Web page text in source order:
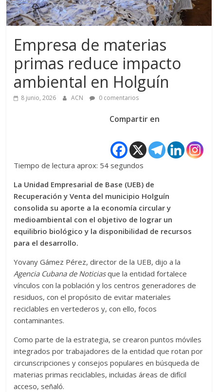
Empresa de materias
primas reduce impacto
ambiental en Holguín
8 junio, 2026 ACN 0 comentarios
Compartir en
Tiempo de lectura aprox: 54 segundos
La Unidad Empresarial de Base (UEB) de
Recuperación y Venta del municipio Holguín
consolida su aporte a la economía circular y
medioambiental con el objetivo de lograr un
equilibrio biológico y la disponibilidad de recursos
para el desarrollo.
Yovany Gámez Pérez, director de la UEB, dijo a la
Agencia Cubana de Noticiasque la entidad fortalece
vínculos con la población y los centros generadores de
residuos, con el propósito de evitar materiales
reciclables en vertederos y, con ello, focos
contaminantes.
Como parte de la estrategia, se crearon puntos móviles
integrados por trabajadores de la entidad que rotan por
circunscripciones y consejos populares en búsqueda de
materias primas reciclables, incluidas áreas de difícil
acceso, señaló.